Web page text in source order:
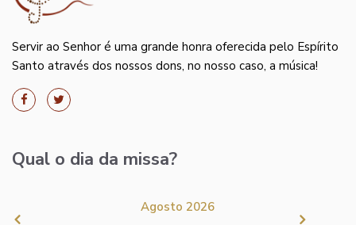
Servir ao Senhor é uma grande honra oferecida pelo Espírito
Santo através dos nossos dons, no nosso caso, a música!
Qual o dia da missa?
Agosto 2026